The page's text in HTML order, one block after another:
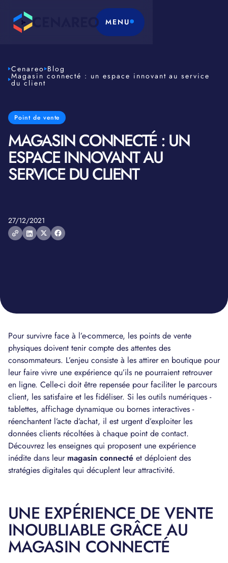
MENU
Cenareo Blog
Magasin connecté : un espace innovant au service
du client
Point de vente
MAGASIN CONNECTÉ : UN
ESPACE INNOVANT AU
SERVICE DU CLIENT
27/12/2021
Pour survivre face à l’e-commerce, les points de vente
physiques doivent tenir compte des attentes des
consommateurs. L’enjeu consiste à les attirer en boutique pour
leur faire vivre une expérience qu’ils ne pourraient retrouver
en ligne. Celle-ci doit être repensée pour faciliter le parcours
client, les satisfaire et les fidéliser. Si les outils numériques -
tablettes, affichage dynamique ou bornes interactives -
réenchantent l’acte d’achat, il est urgent d’exploiter les
données clients récoltées à chaque point de contact.
Découvrez les enseignes qui proposent une expérience
inédite dans leur magasin connecté et déploient des
stratégies digitales qui décuplent leur attractivité.
UNE EXPÉRIENCE DE VENTE
INOUBLIABLE GRÂCE AU
MAGASIN CONNECTÉ